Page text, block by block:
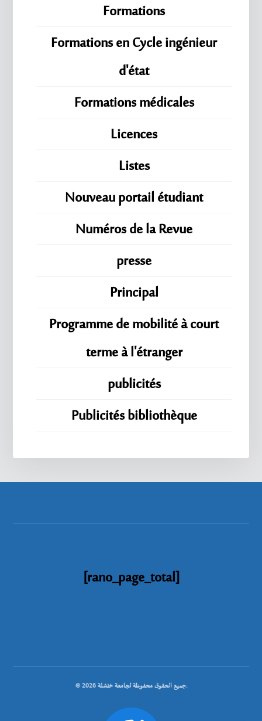
Formations
Formations en Cycle ingénieur
d'état
Formations médicales
Licences
Listes
Nouveau portail étudiant
Numéros de la Revue
presse
Principal
Programme de mobilité à court
terme à l'étranger
publicités
Publicités bibliothèque
[rano_page_total]
© جميع الحقوق محفوظة لجامعة خنشلة 2026.